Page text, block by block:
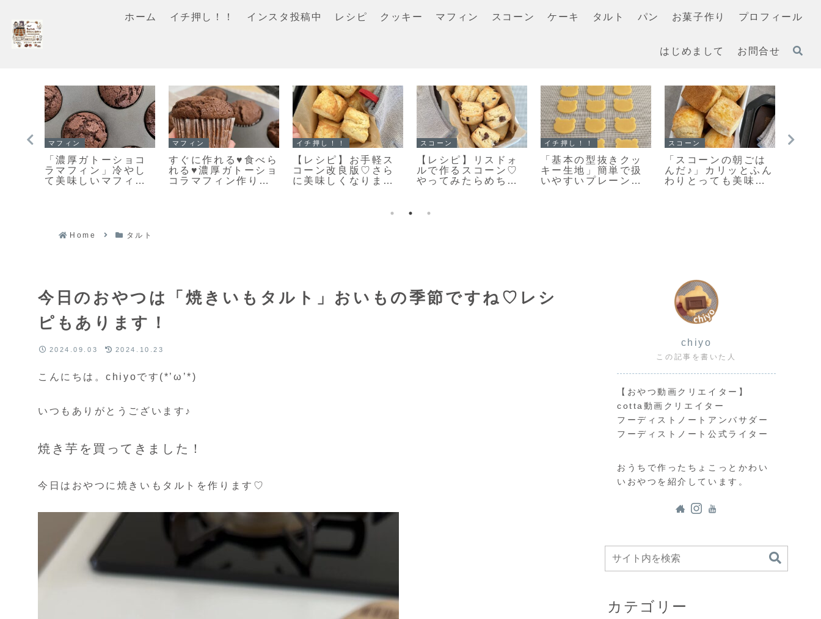
ホーム イチ押し！！ インスタ投稿中 レシピ クッキー マフィン スコーン ケーキ タルト パン お菓子作り プロフィール
はじめまして お問合せ
スコーン
【レシピ】お手軽ス
コーン♡うちにある
材料ですぐ出来る♡
スコーン
手軽に作る♪とっても
美味しい♡見た目も
キレイなスコーン作
イチ押し！！
「栗のマフィン」ま
るで栗のバターケー
キ🌰しっとり美味し
クッキー
「何枚食べてい
い？」うちの大人気
おやつ♡栗原はるみ
ッキーだよ！
スコーン
「基本のスコーン」
生クリームを使った
さっくりふわっとな
イチ押し！！
「無塩バター」と違
いを検証！クッキー
を「有塩バター」で
クッキ
Home タルト
今日のおやつは「焼きいもタルト」おいもの季節ですね♡レシ
ピもあります！
2024.09.03 2024.10.23
こんにちは。chiyoです(*’ω’*)
いつもありがとうございます♪
焼き芋を買ってきました！
今日はおやつに焼きいもタルトを作ります♡
chiyo
この記事を書いた人
【おやつ動画クリエイター】
cotta動画クリエイター
フーディストノートアンバサダー
フーディストノート公式ライター
おうちで作ったちょこっとかわい
いおやつを紹介しています。
カテゴリー